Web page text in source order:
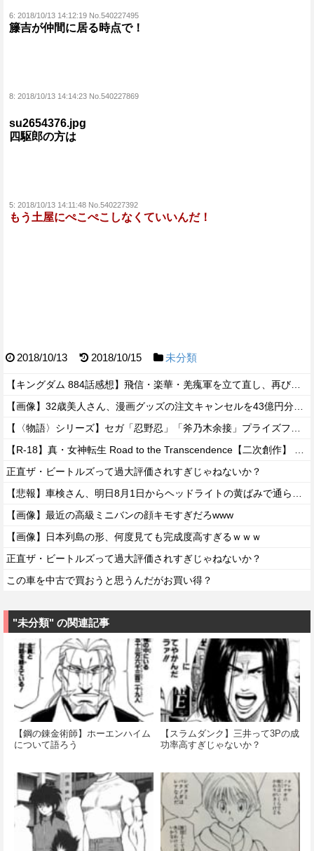
6: 2018/10/13 14:12:19 No.540227495
籐吉が仲間に居る時点で！
8: 2018/10/13 14:14:23 No.540227869
su2654376.jpg
四駆郎の方は
5: 2018/10/13 14:11:48 No.540227392
もう土屋にぺこぺこしなくていいんだ！
2018/10/13 2018/10/15 未分類
正直ザ・ビートルズって過大評価されすぎじゃねないか？
【画像】最近の高級ミニバンの顔キモすぎだろwww
【画像】日本列島の形、何度見ても完成度高すぎるｗｗｗ
正直ザ・ビートルズって過大評価されすぎじゃねないか？
この車を中古で買おうと思うんだがお買い得？
"未分類" の関連記事
【鋼の錬金術師】ホーエンハイム
について語ろう
【スラムダンク】三井って3Pの成
功率高すぎじゃないか？